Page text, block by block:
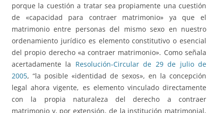
porque la cuestión a tratar sea propiamente una cuestión
de «capacidad para contraer matrimonio» ya que el
matrimonio entre personas del mismo sexo en nuestro
ordenamiento jurídico es elemento constitutivo o esencial
del propio derecho «a contraer matrimonio». Como señala
acertadamente la Resolución-Circular de 29 de julio de
2005, “la posible «identidad de sexos», en la concepción
legal ahora vigente, es elemento vinculado directamente
con la propia naturaleza del derecho a contraer
matrimonio y, por extensión, de la institución matrimonial,